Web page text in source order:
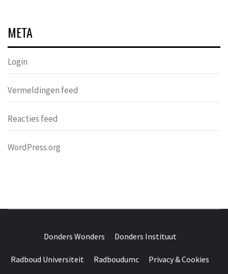
META
Login
Vermeldingen feed
Reacties feed
WordPress.org
WONDERS
Donders Wonders Donders Instituut
Radboud Universiteit Radboudumc Privacy & Cookies